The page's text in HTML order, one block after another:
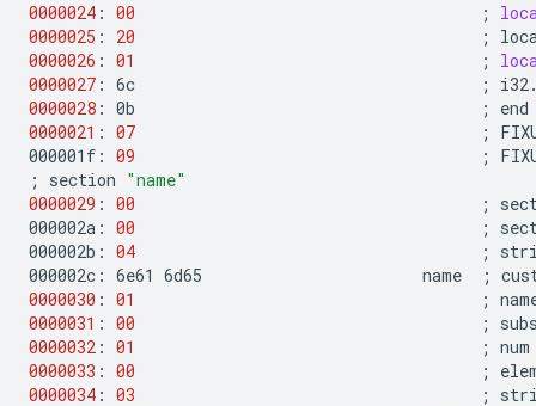
0000024 : 00 ;
0000025 : 20
;
0000026 : 01 ;
0000027 : 6c
;
0000028 : 0b ;
0000021 : 07 ;
000001f: 09 ;
;
section "name"
0000029 : 00 ;
000002a: 00 ;
000002b: 04 ;
000002c: 6e61 6d65 name ;
0000030 : 01 ;
0000031 : 00 ;
0000032 : 01 ; num
0000033 : 00 ;
0000034 : 03 ;